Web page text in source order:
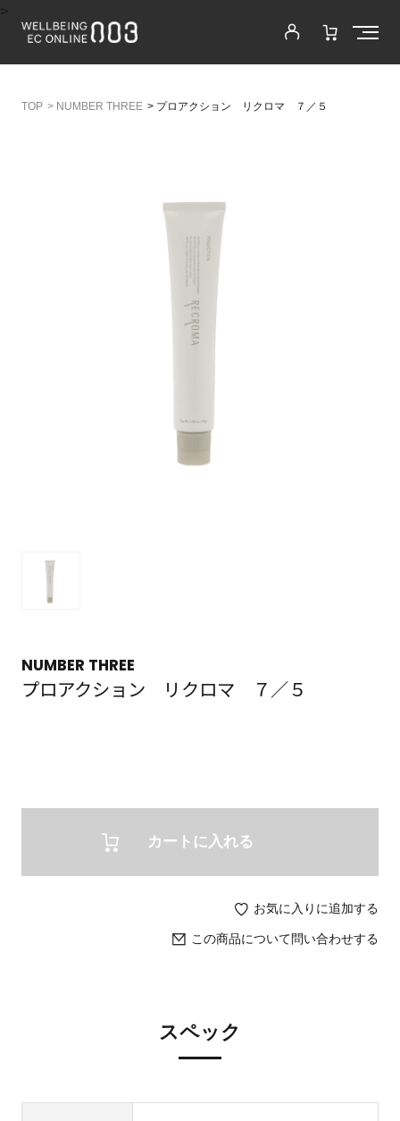
> NUMBER THREE > プロアクション リクロマ ７／５
NUMBER THREE
プロアクション リクロマ ７／５
カートに入れる
お気に入りに追加する
この商品について問い合わせする
スペック